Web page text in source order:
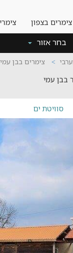
צימרים בצפון
בחר אזור
צימרים בבן עמי
בבן עמי
סוויטת ים